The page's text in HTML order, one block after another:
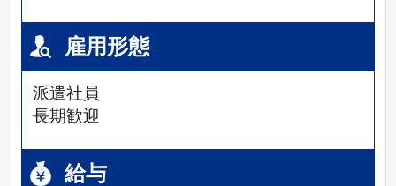
雇用形態
派遣社員
長期歓迎
給与